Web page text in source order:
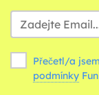
Přečetl/a
podmínky